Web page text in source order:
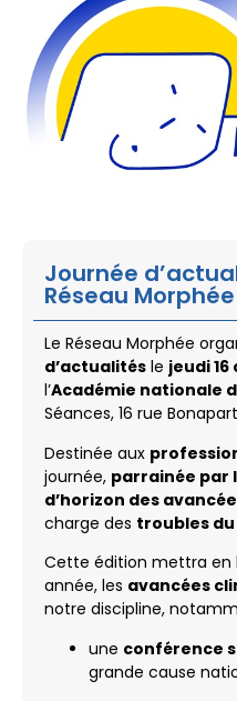
Journée
Réseau Morphée
Le Réseau Morphée
d’actualités le jeudi
l’Académie nationale
Séances, 16 rue
Destinée aux
journée, parrainée par
d’horizon des
charge des troubles
Cette édition mettra en
année, les avancées
notre discipline,
une conférence
grande cause